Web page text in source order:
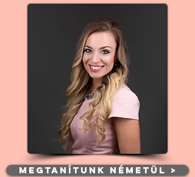
MEGTANÍTUNK NÉMETÜL >